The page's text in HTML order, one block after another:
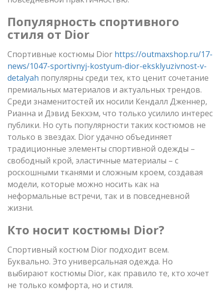
Популярность спортивного
стиля от Dior
Спортивные костюмы Dior https://outmaxshop.ru/17-
news/1047-sportivnyj-kostyum-dior-eksklyuzivnost-v-
detalyah популярны среди тех, кто ценит сочетание
премиальных материалов и актуальных трендов.
Среди знаменитостей их носили Кендалл Дженнер,
Рианна и Дэвид Бекхэм, что только усилило интерес
публики. Но суть популярности таких костюмов не
только в звездах. Dior удачно объединяет
традиционные элементы спортивной одежды –
свободный крой, эластичные материалы – с
роскошными тканями и сложным кроем, создавая
модели, которые можно носить как на
неформальные встречи, так и в повседневной
жизни.
Кто носит костюмы Dior?
Спортивный костюм Dior подходит всем.
Буквально. Это универсальная одежда. Но
выбирают костюмы Dior, как правило те, кто хочет
не только комфорта, но и стиля.